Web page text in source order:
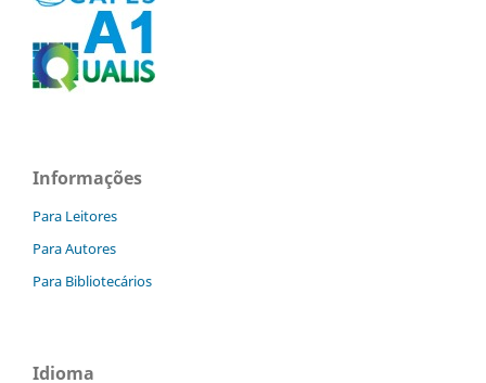
Informações
Para Leitores
Para Autores
Para Bibliotecários
Idioma